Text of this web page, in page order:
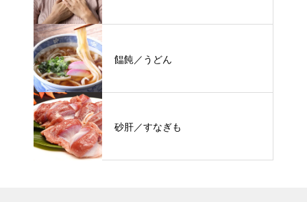
饂飩／うどん
砂肝／すなぎも